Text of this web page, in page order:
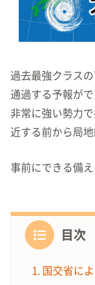
過去最強クラス
通過する予報がで
非常に強い勢力
近する前から 局
事前にできる備え
目次
1. 国交省に